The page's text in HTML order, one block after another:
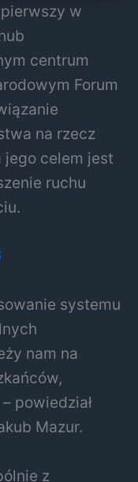
pierwszy w
centrum
Forum
na rzecz
jego celem jest
ruchu
systemu
nam na
powiedział
Mazur.
z